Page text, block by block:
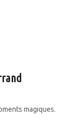
magiques.